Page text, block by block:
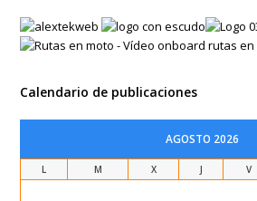
Calendario de publicaciones
AGOSTO 2026
L M X J V